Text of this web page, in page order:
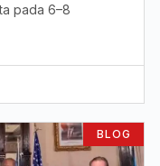
pada 6–8
BLOG